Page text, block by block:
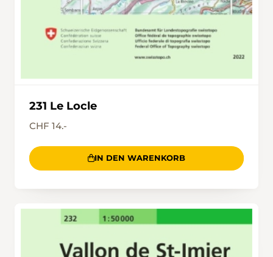
231 Le Locle
CHF 14.-
IN DEN WARENKORB